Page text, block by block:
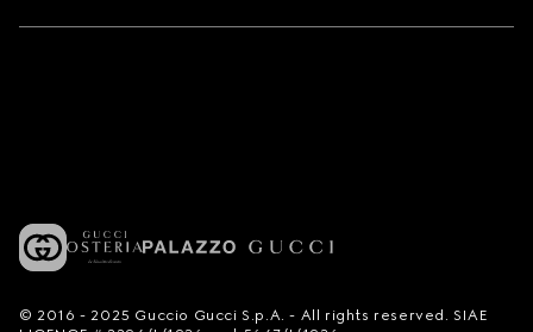
© 2016 - 2025 Guccio Gucci S.p.A. - All rights reserved. SIAE